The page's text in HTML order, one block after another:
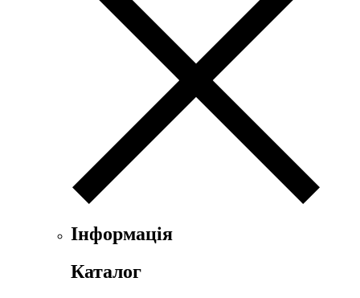
Інформація
Каталог